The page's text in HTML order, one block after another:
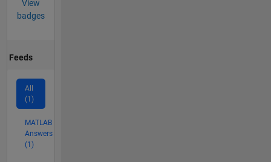
View
badges
Feeds
All
(1)
MATLAB
Answers
(1)